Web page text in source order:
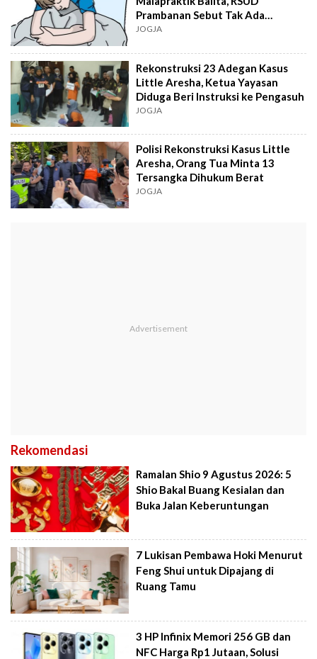
Prambanan Sebut Tak Ada
Kelalaian Medis
JOGJA
Rekonstruksi 23 Adegan Kasus
Little Aresha, Ketua Yayasan
Diduga Beri Instruksi ke Pengasuh
JOGJA
Polisi Rekonstruksi Kasus Little
Aresha, Orang Tua Minta 13
Tersangka Dihukum Berat
JOGJA
Rekomendasi
Ramalan Shio 9 Agustus 2026: 5
Shio Bakal Buang Kesialan dan
Buka Jalan Keberuntungan
7 Lukisan Pembawa Hoki Menurut
Feng Shui untuk Dipajang di
Ruang Tamu
3 HP Infinix Memori 256 GB dan
NFC Harga Rp1 Jutaan, Solusi